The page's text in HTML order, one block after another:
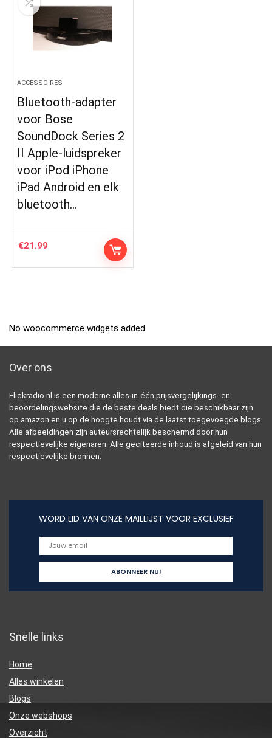
ACCESSOIRES
Bluetooth-adapter
voor Bose
SoundDock Series 2
II Apple-luidspreker
voor iPod iPhone
iPad Android en elk
bluetooth…
€21.99
No woocommerce widgets added
Over ons
Flickradio.nl is een moderne alles-in-één prijsvergelijkings- en
beoordelingswebsite die de beste deals biedt die beschikbaar zijn
op amazon en u op de hoogte houdt via de laatst toegevoegde blogs.
Alle afbeeldingen zijn auteursrechtelijk beschermd door hun
respectievelijke eigenaren. Alle geciteerde inhoud is afgeleid van hun
respectievelijke bronnen.
WORD LID VAN ONZE MAILLIJST VOOR EXCLUSIEF
Snelle links
Home
Alles winkelen
Blogs
Onze webshops
Overzicht